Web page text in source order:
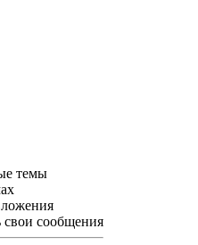
темы
свои сообщения